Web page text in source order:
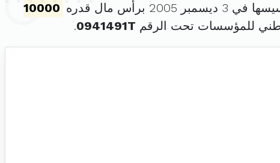
2005 برأس مال قدره
10000
للمؤسسات تحت الرقم 0941491T
.